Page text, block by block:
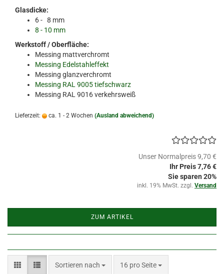
Glasdicke:
6 - 8 mm
8 - 10 mm
Werkstoff / Oberfläche:
Messing mattverchromt
Messing Edelstahleffekt
Messing glanzverchromt
Messing RAL 9005 tiefschwarz
Messing RAL 9016 verkehrsweiß
Lieferzeit: ca. 1 - 2 Wochen (Ausland abweichend)
Unser Normalpreis 9,70 €
Ihr Preis 7,76 €
Sie sparen 20%
inkl. 19% MwSt. zzgl. Versand
ZUM ARTIKEL
Sortieren nach
Sortieren nach 16 pro Seite
pro Seite